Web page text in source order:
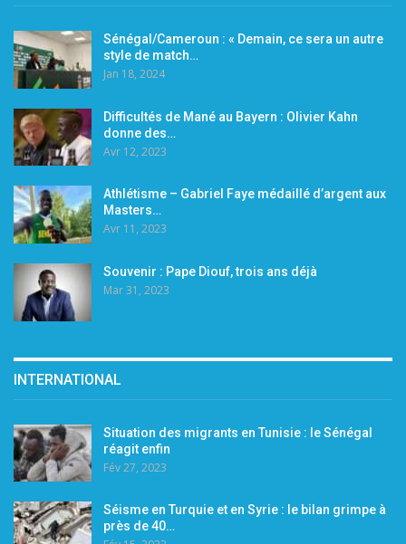
Sénégal/Cameroun : « Demain, ce sera un autre
style de match…
Jan 18, 2024
Difficultés de Mané au Bayern : Olivier Kahn
donne des…
Avr 12, 2023
Athlétisme – Gabriel Faye médaillé d’argent aux
Masters…
Avr 11, 2023
Souvenir : Pape Diouf, trois ans déjà
Mar 31, 2023
INTERNATIONAL
Situation des migrants en Tunisie : le Sénégal
réagit enfin
Fév 27, 2023
Séisme en Turquie et en Syrie : le bilan grimpe à
près de 40…